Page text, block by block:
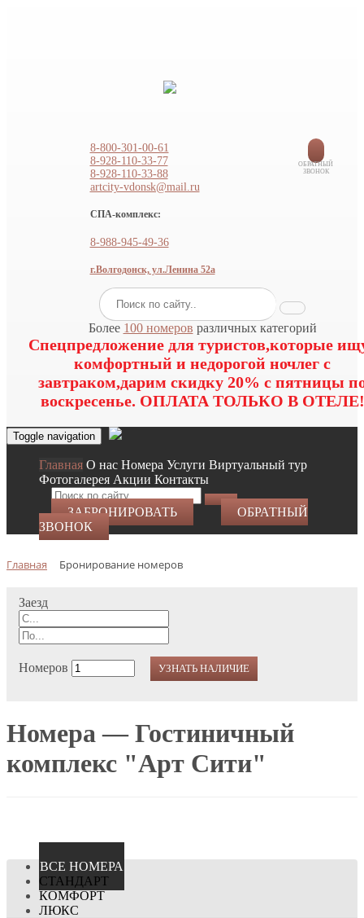
8-800-301-00-61
8-928-110-33-77
8-928-110-33-88
artcity-vdonsk@mail.ru
СПА-комплекс:
8-988-945-49-36
г.Волгодонск, ул.Ленина 52а
ОБРАТНЫЙ
ЗВОНОК
Более 100 номеров различных категорий
Спецпредложение для туристов,которые
комфортный и недорогой ночлег с
завтраком,дарим скидку 20% с пятницы
воскресенье. ОПЛАТА ТОЛЬКО В ОТЕЛЕ!
Toggle navigation
Главная O нас Номера Услуги Виртуальный тур
Фотогалерея Акции Контакты
ЗАБРОНИРОВАТЬ
ОБРАТНЫЙ
ЗВОНОК
Главная Бронирование номеров
Заезд
Номеров УЗНАТЬ НАЛИЧИЕ
Номера — Гостиничный
комплекс "Арт Сити"
ВCЕ НОМЕРА
СТАНДАРТ
КОМФОРТ
ЛЮКС